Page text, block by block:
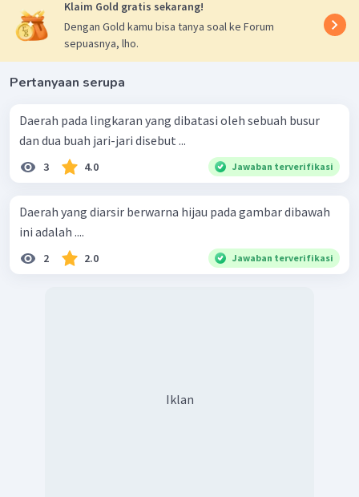
Klaim Gold gratis sekarang!
Dengan Gold kamu bisa tanya soal ke Forum
sepuasnya, lho.
Pertanyaan serupa
Daerah pada lingkaran yang dibatasi oleh sebuah busur
dan dua buah jari-jari disebut ...
3 4.0 Jawaban terverifikasi
Daerah yang diarsir berwarna hijau pada gambar dibawah
ini adalah ....
2 2.0 Jawaban terverifikasi
Iklan